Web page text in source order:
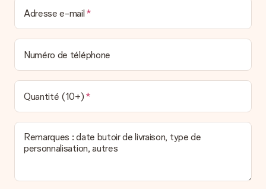
Adresse e-mail
Numéro de téléphone
Quantité (10+)
Remarques : date butoir de livraison, type de
personnalisation, autres